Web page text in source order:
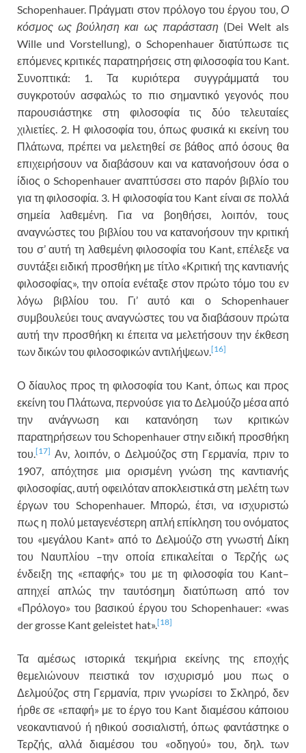
Schopenhauer. Πράγματι στον πρόλογο του έργου του, Ο
κόσμος ως βούληση και ως παράσταση (Dei Welt als
Wille und Vorstellung), ο Schopenhauer διατύπωσε τις
επόμενες κριτικές παρατηρήσεις στη φιλοσοφία του Kant.
Συνοπτικά: 1. Τα κυριότερα συγγράμματά του
συγκροτούν ασφαλώς το πιο σημαντικό γεγονός που
παρουσιάστηκε στη φιλοσοφία τις δύο τελευταίες
χιλιετίες. 2. Η φιλοσοφία του, όπως φυσικά κι εκείνη του
Πλάτωνα, πρέπει να μελετηθεί σε βάθος από όσους θα
επιχειρήσουν να διαβάσουν και να κατανοήσουν όσα ο
ίδιος ο Schopenhauer αναπτύσσει στο παρόν βιβλίο του
για τη φιλοσοφία. 3. Η φιλοσοφία του Kant είναι σε πολλά
σημεία λαθεμένη. Για να βοηθήσει, λοιπόν, τους
αναγνώστες του βιβλίου του να κατανοήσουν την κριτική
του σ’ αυτή τη λαθεμένη φιλοσοφία του Kant, επέλεξε να
συντάξει ειδική προσθήκη με τίτλο «Κριτική της καντιανής
φιλοσοφίας», την οποία ενέταξε στον πρώτο τόμο του εν
λόγω βιβλίου του. Γι’ αυτό και ο Schopenhauer
συμβουλεύει τους αναγνώστες του να διαβάσουν πρώτα
αυτή την προσθήκη κι έπειτα να μελετήσουν την έκθεση
των δικών του φιλοσοφικών αντιλήψεων. [16]
Ο δίαυλος προς τη φιλοσοφία του Kant, όπως και προς
εκείνη του Πλάτωνα, περνούσε για το Δελμούζο μέσα από
την ανάγνωση και κατανόηση των κριτικών
παρατηρήσεων του Schopenhauer στην ειδική προσθήκη
του. [17] Αν, λοιπόν, ο Δελμούζος στη Γερμανία, πριν το
1907, απόχτησε μια ορισμένη γνώση της καντιανής
φιλοσοφίας, αυτή οφειλόταν αποκλειστικά στη μελέτη των
έργων του Schopenhauer. Μπορώ, έτσι, να ισχυριστώ
πως η πολύ μεταγενέστερη απλή επίκληση του ονόματος
του «μεγάλου Kant» από το Δελμούζο στη γνωστή Δίκη
του Ναυπλίου –την οποία επικαλείται ο Τερζής ως
ένδειξη της «επαφής» του με τη φιλοσοφία του Kant–
απηχεί απλώς την ταυτόσημη διατύπωση από τον
«Πρόλογο» του βασικού έργου του Schopenhauer: «was
der grosse Kant geleistet hat». [18]
Τα αμέσως ιστορικά τεκμήρια εκείνης της εποχής
θεμελιώνουν πειστικά τον ισχυρισμό μου πως ο
Δελμούζος στη Γερμανία, πριν γνωρίσει το Σκληρό, δεν
ήρθε σε «επαφή» με το έργο του Kant διαμέσου κάποιου
νεοκαντιανού ή ηθικού σοσιαλιστή, όπως φαντάστηκε ο
Τερζής, αλλά διαμέσου του «οδηγού» του, δηλ. των